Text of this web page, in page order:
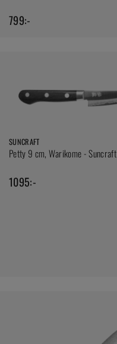
799:-
SUNCRAFT
Petty 9 cm, Warikome - Suncraft
1095:-